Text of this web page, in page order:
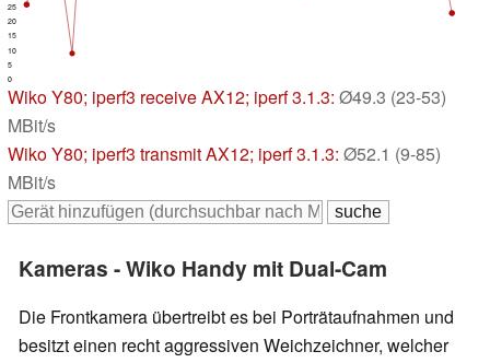
0
5
10
15
20
25
Wiko Y80; iperf3 receive AX12; iperf 3.1.3: Ø49.3 (23-53)
MBit/s
Wiko Y80; iperf3 transmit AX12; iperf 3.1.3: Ø52.1 (9-85)
MBit/s
Kameras - Wiko Handy mit Dual-Cam
Die Frontkamera übertreibt es bei Porträtaufnahmen und
besitzt einen recht aggressiven Weichzeichner, welcher